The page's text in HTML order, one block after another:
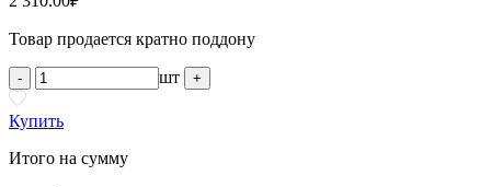
Товар продается кратно поддону
- шт +
Купить
Итого на сумму